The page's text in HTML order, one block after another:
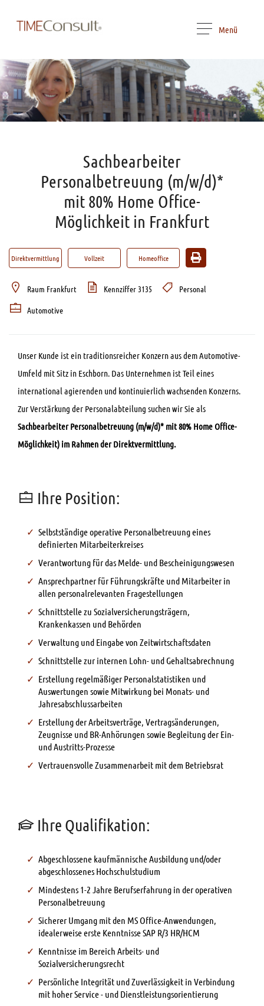
Menü
Sachbearbeiter
Personalbetreuung (m/w/d)*
mit 80% Home Office-
Möglichkeit in Frankfurt
Direktvermittlung Vollzeit Homeoffice
Raum Frankfurt Kennziffer 3135
Personal
Automotive
Unser Kunde ist ein traditionsreicher Konzern aus dem Automotive-
Umfeld mit Sitz in Eschborn. Das Unternehmen ist Teil eines
international agierenden und kontinuierlich wachsenden Konzerns.
Zur Verstärkung der Personalabteilung suchen wir Sie als
Sachbearbeiter Personalbetreuung (m/w/d)* mit 80% Home Office-
Möglichkeit) im Rahmen der Direktvermittlung.
Ihre Position:
Selbstständige operative Personalbetreuung eines
definierten Mitarbeiterkreises
Verantwortung für das Melde- und Bescheinigungswesen
Ansprechpartner für Führungskräfte und Mitarbeiter in
allen personalrelevanten Fragestellungen
Schnittstelle zu Sozialversicherungsträgern,
Krankenkassen und Behörden
Verwaltung und Eingabe von Zeitwirtschaftsdaten
Schnittstelle zur internen Lohn- und Gehaltsabrechnung
Erstellung regelmäßiger Personalstatistiken und
Auswertungen sowie Mitwirkung bei Monats- und
Jahresabschlussarbeiten
Erstellung der Arbeitsverträge, Vertragsänderungen,
Zeugnisse und BR-Anhörungen sowie Begleitung der Ein-
und Austritts-Prozesse
Vertrauensvolle Zusammenarbeit mit dem Betriebsrat
Ihre Qualifikation:
Abgeschlossene kaufmännische Ausbildung und/oder
abgeschlossenes Hochschulstudium
Mindestens 1-2 Jahre Berufserfahrung in der operativen
Personalbetreuung
Sicherer Umgang mit den MS Office-Anwendungen,
idealerweise erste Kenntnisse SAP R/3 HR/HCM
Kenntnisse im Bereich Arbeits- und
Sozialversicherungsrecht
Persönliche Integrität und Zuverlässigkeit in Verbindung
mit hoher Service - und Dienstleistungsorientierung